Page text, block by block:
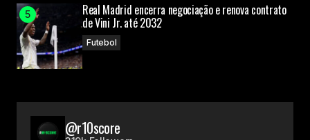
Real Madrid encerra negociação e renova contrato
de Vini Jr. até 2032
Futebol
@r10score